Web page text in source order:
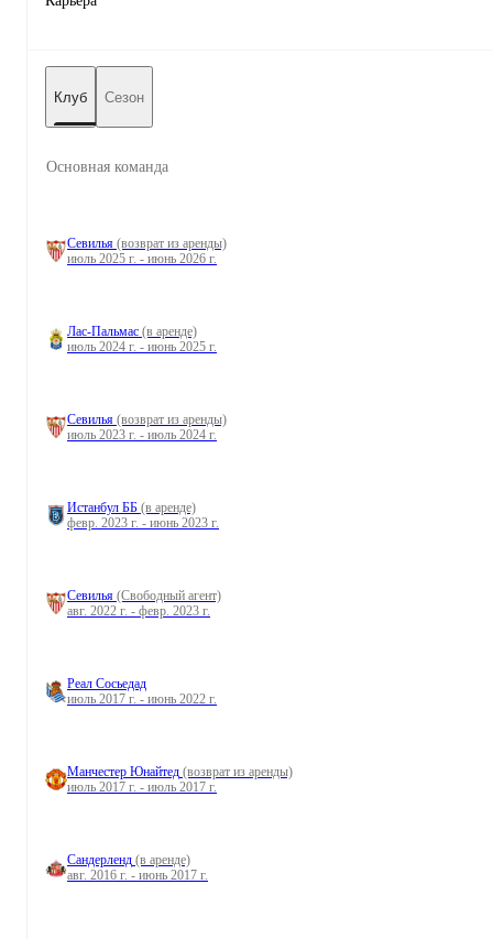
Клуб Сезон
Основная команда
Севилья (возврат из аренды)
июль 2025 г. - июнь 2026 г.
Лас-Пальмас (в аренде)
июль 2024 г. - июнь 2025 г.
Севилья (возврат из аренды)
июль 2023 г. - июль 2024 г.
Истанбул ББ (в аренде)
февр. 2023 г. - июнь 2023 г.
Севилья (Свободный агент)
авг. 2022 г. - февр. 2023 г.
Реал Сосьедад
июль 2017 г. - июнь 2022 г.
Манчестер Юнайтед (возврат из аренды)
июль 2017 г. - июль 2017 г.
Сандерленд (в аренде)
авг. 2016 г. - июнь 2017 г.